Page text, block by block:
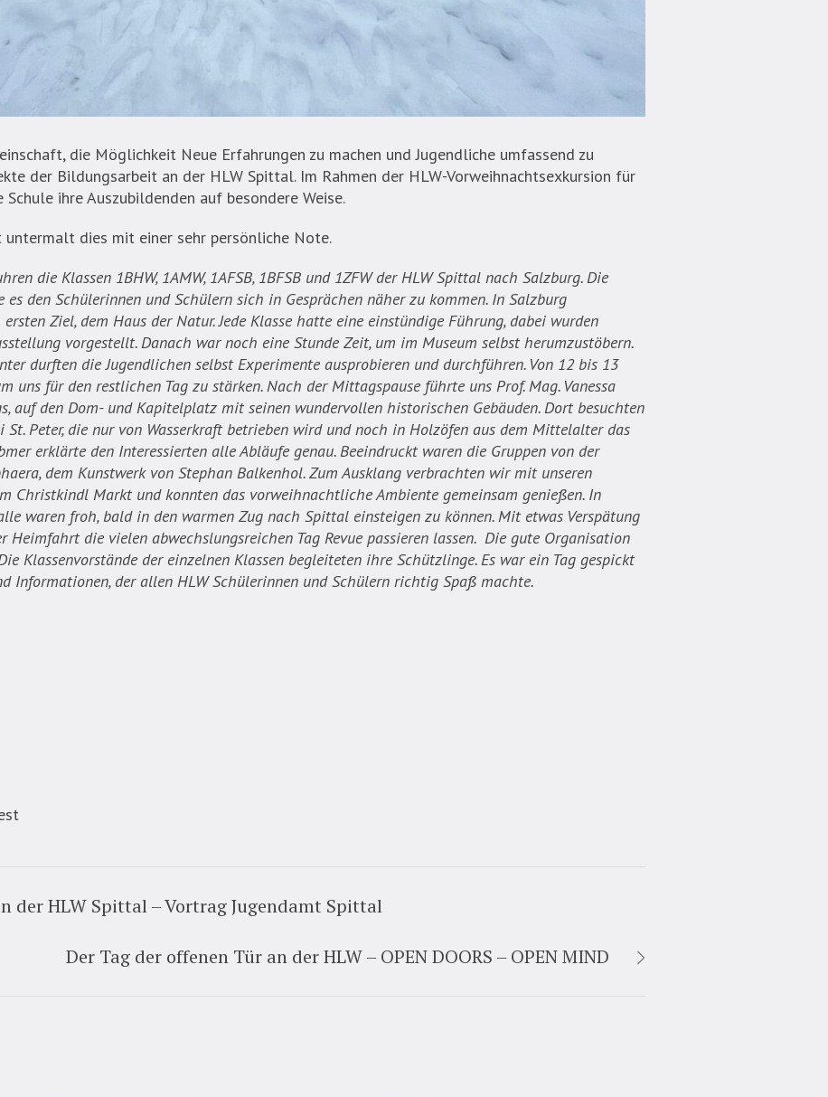
die Möglichkeit Neue Erfahrungen zu machen und Jugendliche umfassend zu
der Bildungsarbeit an der HLW Spittal. Im Rahmen der HLW-Vorweihnachtsexkursion für
ihre Auszubildenden auf besondere Weise.
dies mit einer sehr persönliche Note.
die Klassen 1BHW, 1AMW, 1AFSB, 1BFSB und 1ZFW der HLW Spittal nach Salzburg. Die
den Schülerinnen und Schülern sich in Gesprächen näher zu kommen. In Salzburg
Ziel, dem Haus der Natur. Jede Klasse hatte eine einstündige Führung, dabei wurden
vorgestellt. Danach war noch eine Stunde Zeit, um im Museum selbst herumzustöbern.
durften die Jugendlichen selbst Experimente ausprobieren und durchführen. Von 12 bis 13
uns für den restlichen Tag zu stärken. Nach der Mittagspause führte uns Prof. Mag. Vanessa
auf den Dom- und Kapitelplatz mit seinen wundervollen historischen Gebäuden. Dort besuchten
Peter, die nur von Wasserkraft betrieben wird und noch in Holzöfen aus dem Mittelalter das
erklärte den Interessierten alle Abläufe genau. Beeindruckt waren die Gruppen von der
dem Kunstwerk von Stephan Balkenhol. Zum Ausklang verbrachten wir mit unseren
Christkindl Markt und konnten das vorweihnachtliche Ambiente gemeinsam genießen. In
waren froh, bald in den warmen Zug nach Spittal einsteigen zu können. Mit etwas Verspätung
Heimfahrt die vielen abwechslungsreichen Tag Revue passieren lassen. Die gute Organisation
Klassenvorstände der einzelnen Klassen begleiteten ihre Schützlinge. Es war ein Tag gespickt
Informationen, der allen HLW Schülerinnen und Schülern richtig Spaß machte.
der HLW Spittal – Vortrag Jugendamt Spittal
Der Tag der offenen Tür an der HLW – OPEN DOORS – OPEN MIND